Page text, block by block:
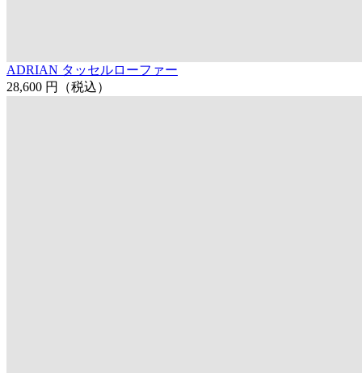
ADRIAN タッセルローファー
28,600 円
（税込）